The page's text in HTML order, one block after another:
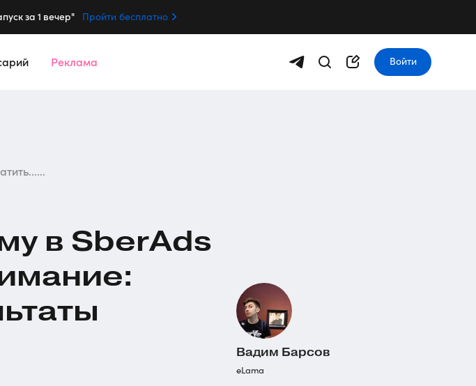
за 1 вечер" Пройти бесплатно
Реклама Войти
в SberAds
Вадим Барсов
eLama